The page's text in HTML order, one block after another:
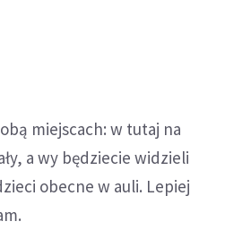
miejscach: w tutaj na
a wy będziecie widzieli
obecne w auli. Lepiej